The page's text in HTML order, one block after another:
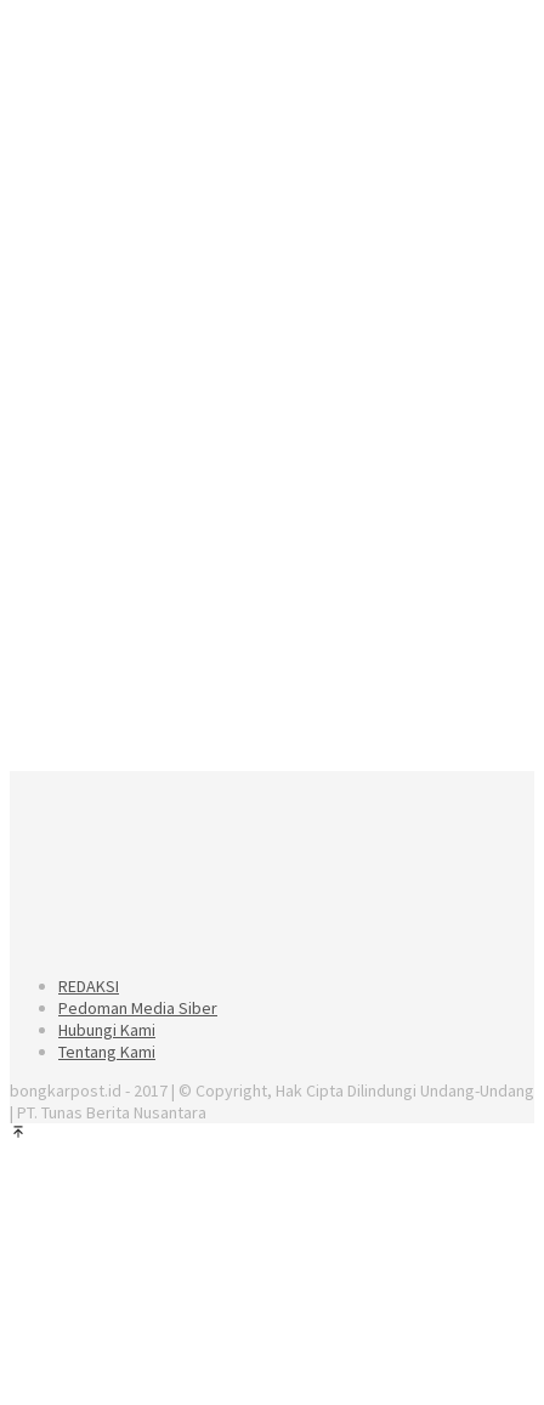
REDAKSI
Pedoman Media Siber
Hubungi Kami
Tentang Kami
bongkarpost.id - 2017 | © Copyright, Hak Cipta Dilindungi Undang-Undang
| PT. Tunas Berita Nusantara